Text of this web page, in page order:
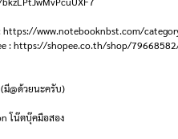
https://www.notebooknbst.com/
: https://shopee.co.th/shop/
มี@ด้วยนะครับ)
โน๊ตบุ๊คมือสอง